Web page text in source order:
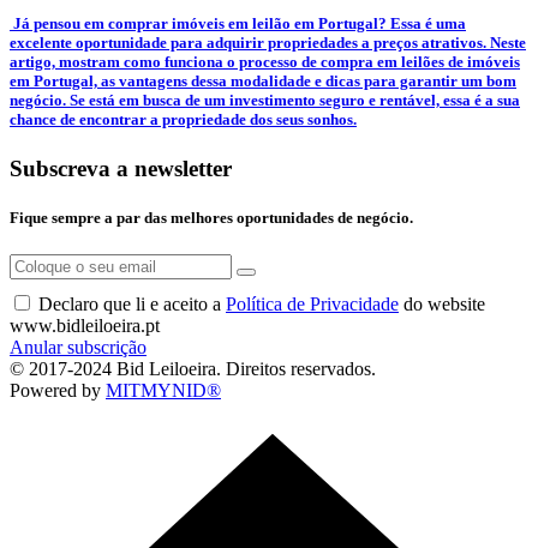
­ Já pensou em comprar imóveis em leilão em Portugal? Essa é uma
excelente oportunidade para adquirir propriedades a preços atrativos. Neste
artigo, mostram como funciona o processo de compra em leilões de imóveis
em Portugal, as vantagens dessa modalidade e dicas para garantir um bom
negócio. Se está em busca de um investimento seguro e rentável, essa é a sua
chance de encontrar a propriedade dos seus sonhos.
Subscreva a newsletter
Fique sempre a par das melhores oportunidades de negócio.
Declaro que li e aceito a Política de Privacidade do website
www.bidleiloeira.pt
Anular subscrição
© 2017-2024 Bid Leiloeira. Direitos reservados.
Powered by MITMYNID®